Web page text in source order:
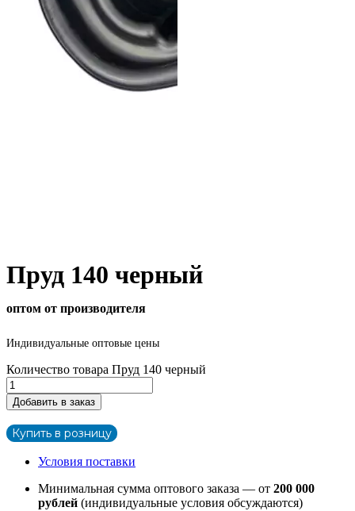
Пруд 140 черный
оптом от производителя
Индивидуальные оптовые цены
Количество товара Пруд 140 черный
Добавить в заказ
Купить в розницу
Условия поставки
Минимальная сумма оптового заказа — от 200 000
рублей (индивидуальные условия обсуждаются)